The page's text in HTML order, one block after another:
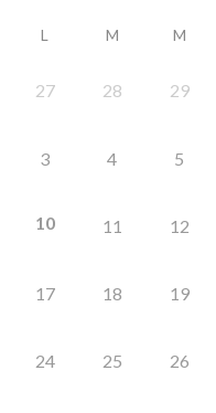
L M M
27 28 29
3 4 5
10 11 12
17 18 19
24 25 26